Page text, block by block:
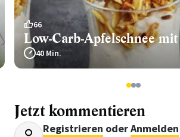
66
Low-Carb-Apfelschnee
40 Min.
123
Jetzt kommentieren
Registrieren oderAnmelden